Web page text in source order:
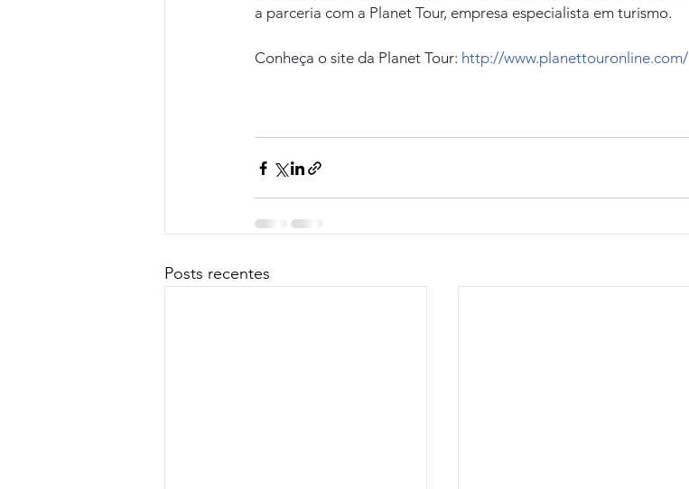
a parceria com a Planet Tour, empresa especialista em turismo.
Conheça o site da Planet Tour: http://www.planettouronline.com/
Posts recentes